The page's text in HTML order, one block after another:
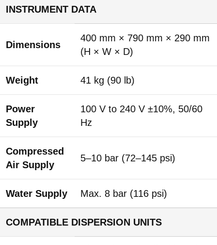
INSTRUMENT DATA
Dimensions
400 mm × 790 mm × 290 mm
(H × W × D)
Weight 41 kg (90 lb)
Power
Supply
100 V to 240 V ±10%, 50/60
Hz
Compressed
Air Supply
5–10 bar (72–145 psi)
Water Supply Max. 8 bar (116 psi)
COMPATIBLE DISPERSION UNITS